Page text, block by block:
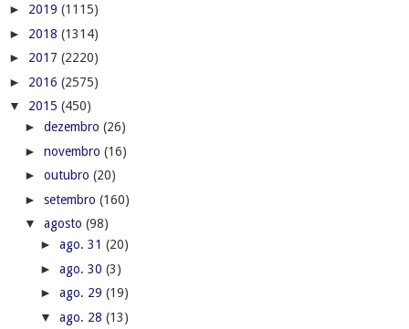
► 2019 (1115)
► 2018 (1314)
► 2017 (2220)
► 2016 (2575)
▼ 2015 (450)
► dezembro (26)
► novembro (16)
► outubro (20)
► setembro (160)
▼ agosto (98)
► ago. 31 (20)
► ago. 30 (3)
► ago. 29 (19)
▼ ago. 28 (13)